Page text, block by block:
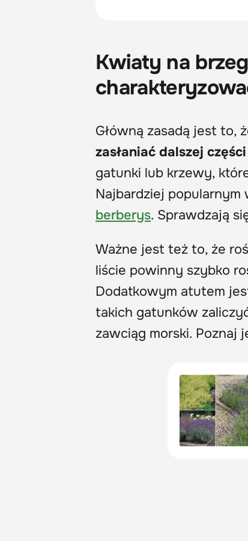
Kwiaty na
Główną zasadą jest to,
zasłaniać dalszej
gatunki lub krzewy,
Najbardziej
berberys. Sprawdzają
Ważne jest też to, że
liście powinny szybko
Dodatkowym atutem
takich gatunków
zawciąg morski. Poznaj